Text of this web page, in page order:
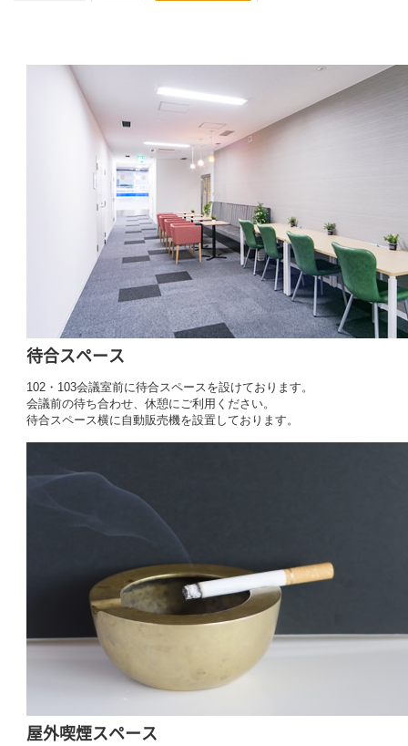
待合スペース
102・103会議室前に待合スペースを設けております。
会議前の待ち合わせ、休憩にご利用ください。
待合スペース横に自動販売機を設置しております。
屋外喫煙スペース